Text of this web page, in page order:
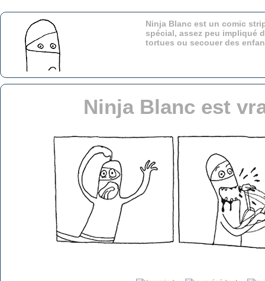
Ninja Blanc est un comic
spécial, assez peu impliqué
tortues ou secouer des
Ninja Blanc est